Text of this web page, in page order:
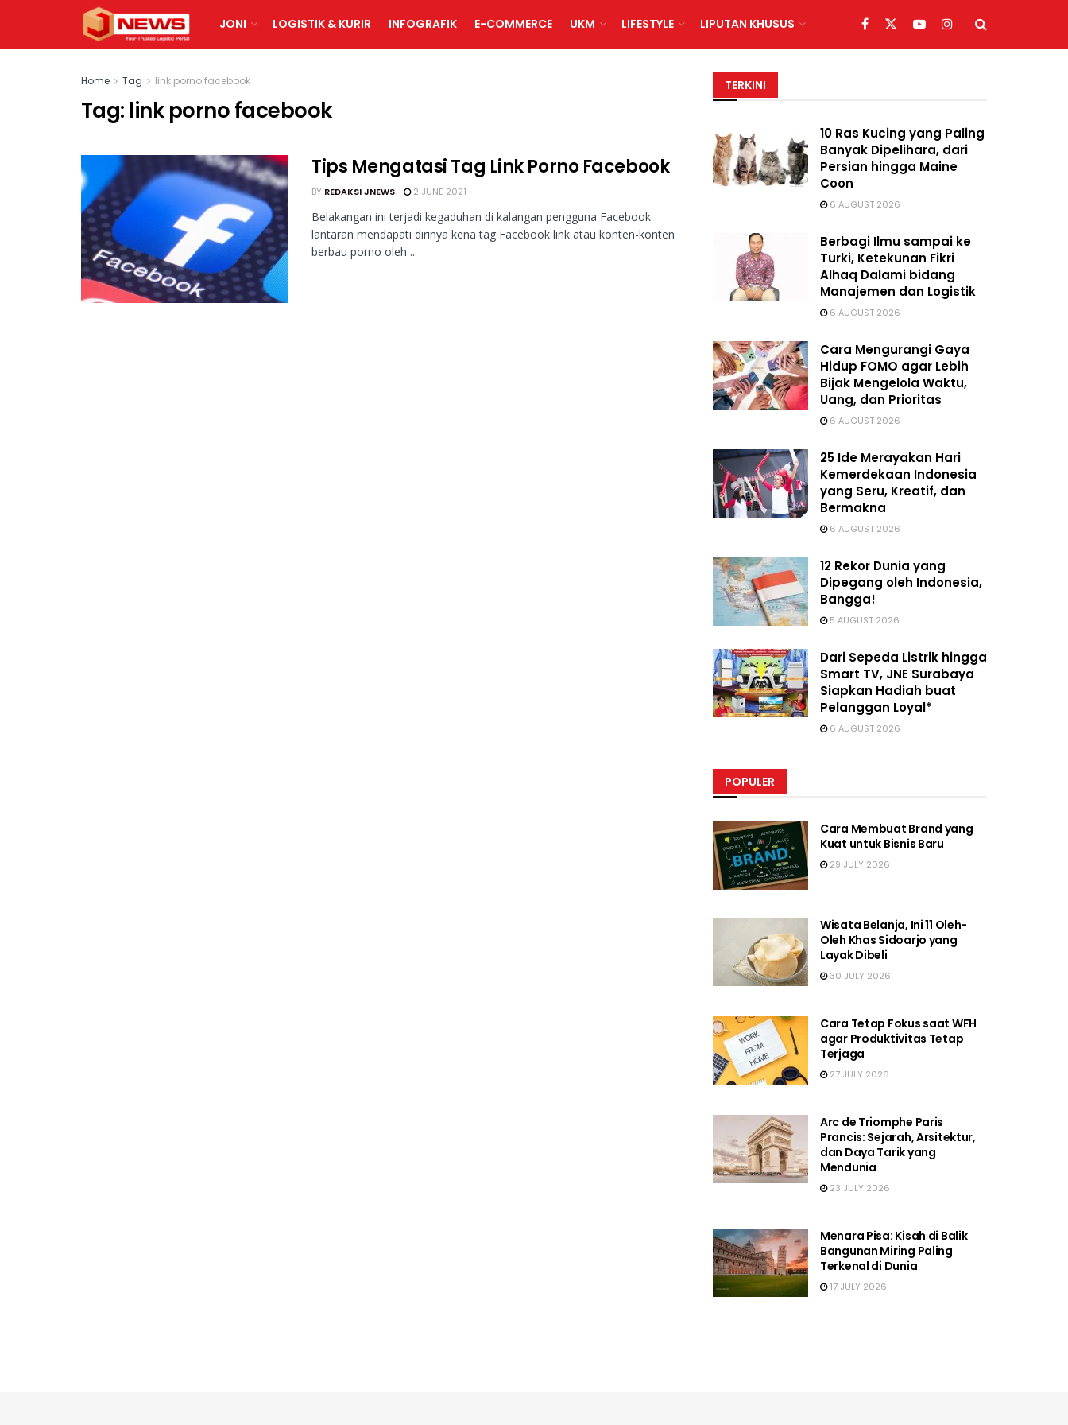
JONI LOGISTIK & KURIR INFOGRAFIK E-COMMERCE UKM LIFESTYLE LIPUTAN KHUSUS
Home Tag link porno facebook
Tag: link porno facebook
Tips Mengatasi Tag Link Porno Facebook
BY REDAKSI JNEWS 2 JUNE 2021
Belakangan ini terjadi kegaduhan di kalangan pengguna Facebook
lantaran mendapati dirinya kena tag Facebook link atau konten-konten
berbau porno oleh ...
TERKINI
10 Ras Kucing yang Paling
Banyak Dipelihara, dari
Persian hingga Maine
Coon
6 AUGUST 2026
Berbagi Ilmu sampai ke
Turki, Ketekunan Fikri
Alhaq Dalami bidang
Manajemen dan Logistik
6 AUGUST 2026
Cara Mengurangi Gaya
Hidup FOMO agar Lebih
Bijak Mengelola Waktu,
Uang, dan Prioritas
6 AUGUST 2026
25 Ide Merayakan Hari
Kemerdekaan Indonesia
yang Seru, Kreatif, dan
Bermakna
6 AUGUST 2026
12 Rekor Dunia yang
Dipegang oleh Indonesia,
Bangga!
5 AUGUST 2026
Dari Sepeda Listrik hingga
Smart TV, JNE Surabaya
Siapkan Hadiah buat
Pelanggan Loyal*
6 AUGUST 2026
POPULER
Cara Membuat Brand yang
Kuat untuk Bisnis Baru
29 JULY 2026
Wisata Belanja, Ini 11 Oleh-
Oleh Khas Sidoarjo yang
Layak Dibeli
30 JULY 2026
Cara Tetap Fokus saat WFH
agar Produktivitas Tetap
Terjaga
27 JULY 2026
Arc de Triomphe Paris
Prancis: Sejarah, Arsitektur,
dan Daya Tarik yang
Mendunia
23 JULY 2026
Menara Pisa: Kisah di Balik
Bangunan Miring Paling
Terkenal di Dunia
17 JULY 2026